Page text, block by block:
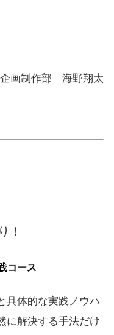
画制作部 海野翔太
！
コース
具体的な実践ノウハ
に解決する手法だけ